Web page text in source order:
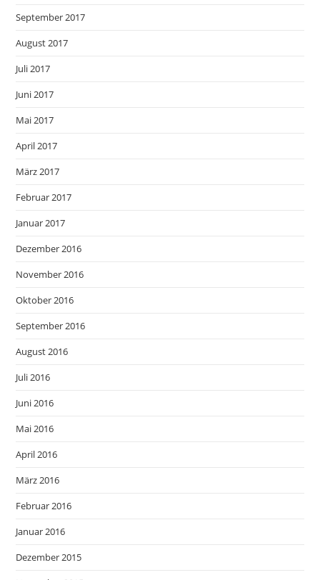
September 2017
August 2017
Juli 2017
Juni 2017
Mai 2017
April 2017
März 2017
Februar 2017
Januar 2017
Dezember 2016
November 2016
Oktober 2016
September 2016
August 2016
Juli 2016
Juni 2016
Mai 2016
April 2016
März 2016
Februar 2016
Januar 2016
Dezember 2015